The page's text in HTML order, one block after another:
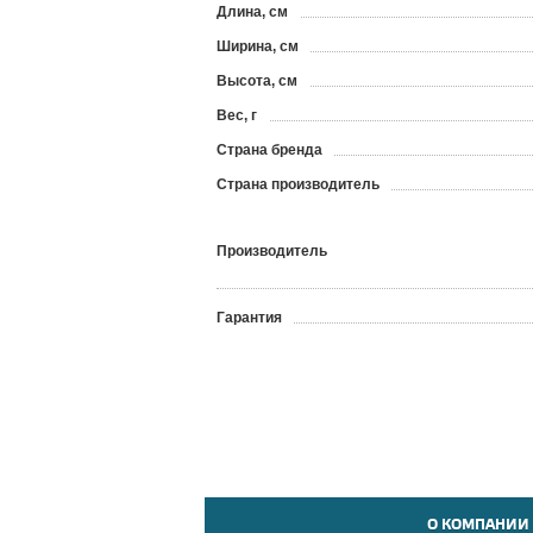
Длина, см
Ширина, см
Высота, см
Вес, г
Страна бренда
Страна производитель
Производитель
Гарантия
О КОМПАНИИ